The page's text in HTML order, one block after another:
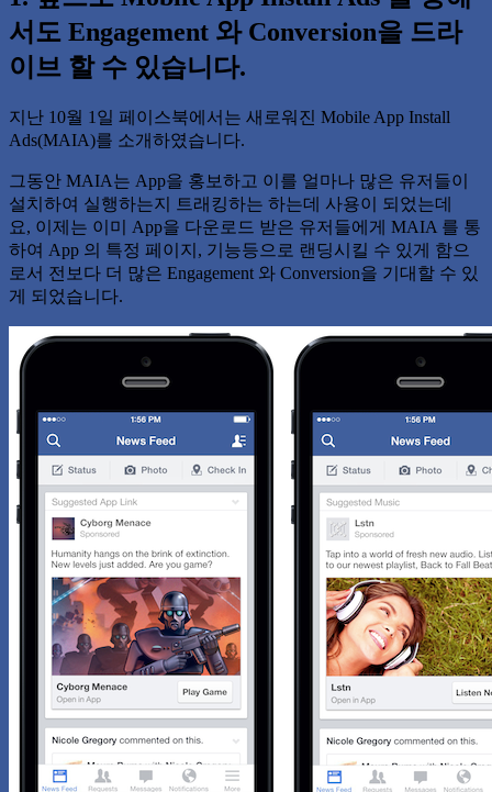
서도 Engagement 와 Conversion을 드라
이브 할 수 있습니다.
지난 10월 1일 페이스북에서는 새로워진 Mobile App Install
Ads(MAIA)를 소개하였습니다.
그동안 MAIA는 App을 홍보하고 이를 얼마나 많은 유저들이
설치하여 실행하는지 트래킹하는 하는데 사용이 되었는데
요, 이제는 이미 App을 다운로드 받은 유저들에게 MAIA 를 통
하여 App 의 특정 페이지, 기능등으로 랜딩시킬 수 있게 함으
로서 전보다 더 많은 Engagement 와 Conversion을 기대할 수 있
게 되었습니다.